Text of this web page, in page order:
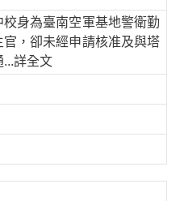
校身為臺南空軍基地警衛勤
官，卻未經申請核准及與塔
...詳全文